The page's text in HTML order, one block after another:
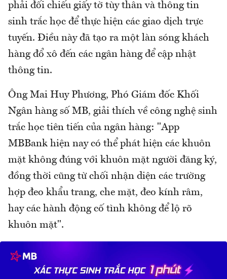
phải đối chiếu giấy tờ tùy thân và thông tin
sinh trắc học để thực hiện các giao dịch trực
tuyến. Điều này đã tạo ra một làn sóng khách
hàng đổ xô đến các ngân hàng để cập nhật
thông tin.
Ông Mai Huy Phương, Phó Giám đốc Khối
Ngân hàng số MB, giải thích về công nghệ sinh
trắc học tiên tiến của ngân hàng: "App
MBBank hiện nay có thể phát hiện các khuôn
mặt không đúng với khuôn mặt người đăng ký,
đồng thời cũng từ chối nhận diện các trường
hợp đeo khẩu trang, che mặt, đeo kính râm,
hay các hành động cố tình không để lộ rõ
khuôn mặt".